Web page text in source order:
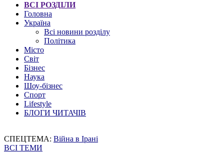
ВСІ РОЗДІЛИ
Головна
Україна
Всі новини розділу
Політика
Місто
Світ
Бізнес
Наука
Шоу-бізнес
Спорт
Lifestyle
БЛОГИ ЧИТАЧІВ
СПЕЦТЕМА: Війна в Ірані
ВСІ ТЕМИ